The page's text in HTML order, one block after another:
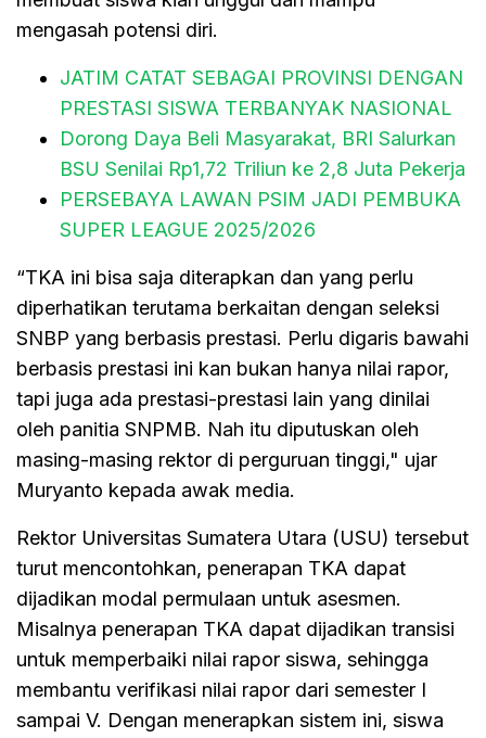
mengasah potensi diri.
JATIM CATAT SEBAGAI PROVINSI DENGAN
PRESTASI SISWA TERBANYAK NASIONAL
Dorong Daya Beli Masyarakat, BRI Salurkan
BSU Senilai Rp1,72 Triliun ke 2,8 Juta Pekerja
PERSEBAYA LAWAN PSIM JADI PEMBUKA
SUPER LEAGUE 2025/2026
“TKA ini bisa saja diterapkan dan yang perlu
diperhatikan terutama berkaitan dengan seleksi
SNBP yang berbasis prestasi. Perlu digaris bawahi
berbasis prestasi ini kan bukan hanya nilai rapor,
tapi juga ada prestasi-prestasi lain yang dinilai
oleh panitia SNPMB. Nah itu diputuskan oleh
masing-masing rektor di perguruan tinggi," ujar
Muryanto kepada awak media.
Rektor Universitas Sumatera Utara (USU) tersebut
turut mencontohkan, penerapan TKA dapat
dijadikan modal permulaan untuk asesmen.
Misalnya penerapan TKA dapat dijadikan transisi
untuk memperbaiki nilai rapor siswa, sehingga
membantu verifikasi nilai rapor dari semester I
sampai V. Dengan menerapkan sistem ini, siswa